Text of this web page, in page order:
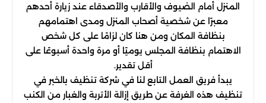
المنزل أمام الضيوف والأقارب والأصدقاء عند زيارة أحدهم
معبرًا عن شخصية أصحاب المنزل ومدى اهتمامهم
بنظافة المكان ومن هنا كان لزامًا على كل شخص
الاهتمام بنظافة المجلس يوميًا أو مرة واحدة أسبوعًا على
أقل تقدير.
يبدأ فريق العمل التابع لنا في شركة تنظيف بالخبر في
تنظيف هذه الغرفة عن طريق إزالة الأتربة والغبار من الكنب